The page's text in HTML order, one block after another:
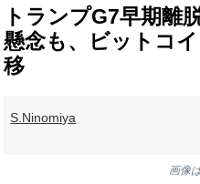
トランプG7早期離
懸念も、ビットコ
移
S.Ninomiya
画像